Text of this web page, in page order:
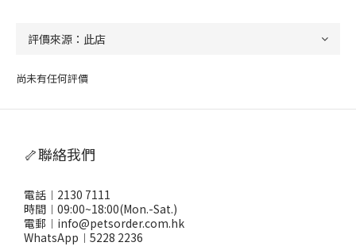
尚未有任何評價
🦴聯絡我們
電話︱2130 7111
時間︱09:00~18:00(Mon.-Sat.)
電郵︱info@petsorder.com.hk
WhatsApp︱ 5228 2236